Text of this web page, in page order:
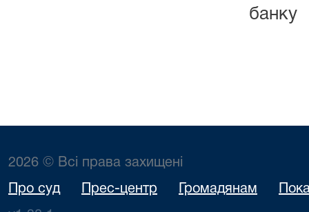
банку
2026 © Всі права захищені
Про суд Прес-центр Громадянам